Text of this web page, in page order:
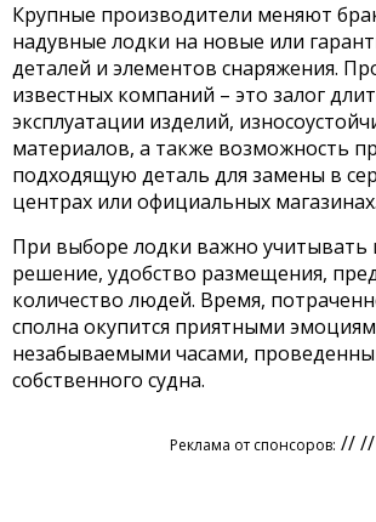
Крупные производители меняют
надувные лодки на новые или
деталей и элементов снаряжения.
известных компаний – это залог
эксплуатации изделий,
материалов, а также возможность
подходящую деталь для замены в
центрах или официальных магазинах.
При выборе лодки важно учитывать
решение, удобство размещения,
количество людей. Время,
сполна окупится приятными
незабываемыми часами,
собственного судна.
Реклама от спонсоров: // //